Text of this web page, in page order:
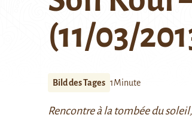
(11/03/
Bild des Tages 1Minute
Rencontre à la tombée du